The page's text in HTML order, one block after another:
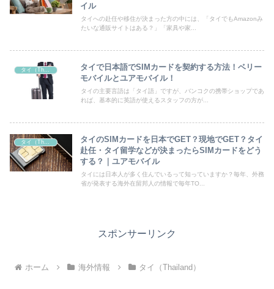
イル
タイへの赴任や移住が決まった方の中には、「タイでもAmazonみ
たいな通販サイトはある？」「家具や家...
タイ（Thailand）
タイで日本語でSIMカードを契約する方法！ベリー
モバイルとユアモバイル！
タイの主要言語は「タイ語」ですが、バンコクの携帯ショップであ
れば、基本的に英語が使えるスタッフの方が...
タイのSIMカードを日本でGET？現地でGET？タイ
赴任・タイ留学などが決まったらSIMカードをどう
する？｜ユアモバイル
タイには日本人が多く住んでいるって知っていますか？毎年、外務
省が発表する海外在留邦人の情報で毎年TO...
スポンサーリンク
ホーム 海外情報 タイ（Thailand）